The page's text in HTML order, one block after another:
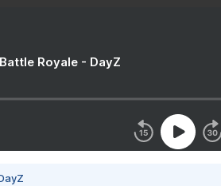
Royale - DayZ